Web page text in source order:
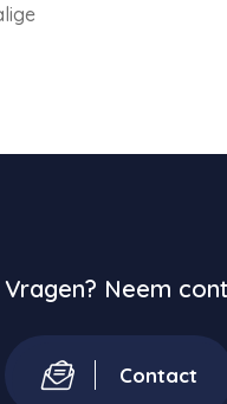
Vragen? Neem
Contact